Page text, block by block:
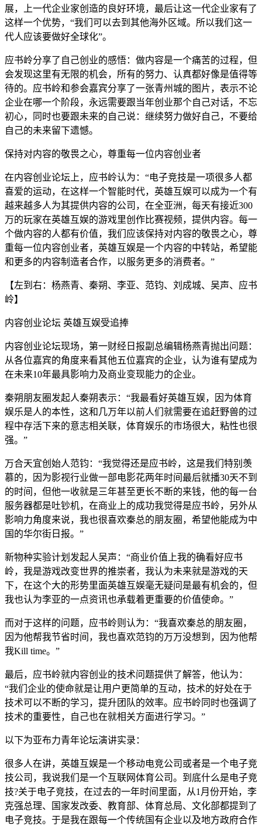
展，上一代企业家创造的良好环境，最后让这一代企业家有了
这样一个优势，“我们可以去到其他海外区域。所以我们这一
代人应该要做好全球化”。
应书岭分享了自己创业的感悟：做内容是一个痛苦的过程，但
会发现这里有无限的机会，所有的努力、认真都好像是值得等
待的。应书岭和参会嘉宾分享了一张青州城的图片，表示不论
企业在哪一个阶段，永远需要跟当年创业那个自己对话，不忘
初心，同时也要跟未来的自己说：继续努力做好自己，不要给
自己的未来留下遗憾。
保持对内容的敬畏之心，尊重每一位内容创业者
在内容创业论坛上，应书岭认为：“电子竞技是一项很多人都
喜爱的运动，在这样一个智能时代，英雄互娱可以成为一个有
越来越多人为其提供内容的公司，在全亚洲，每天有接近300
万的玩家在英雄互娱的游戏里创作比赛视频，提供内容。每一
个做内容的人都有价值，我们应该保持对内容的敬畏之心，尊
重每一位内容创业者，英雄互娱是一个内容的中转站，希望能
和更多的内容制造者合作，以服务更多的消费者。”
【左到右：杨燕青、秦朔、李亚、范钧、刘成城、吴声、应书
岭】
内容创业论坛 英雄互娱受追捧
内容创业论坛现场，第一财经日报副总编辑杨燕青抛出问题：
从各位嘉宾的角度来看其他五位嘉宾的企业，认为谁有望成为
在未来10年最具影响力及商业变现能力的企业。
秦朔朋友圈发起人秦朔表示：“我最看好英雄互娱，因为体育
娱乐是人的本性，这和几万年以前人们就需要在追赶野兽的过
程中存活下来的意志相关联，体育娱乐的市场很大，粘性也很
强。”
万合天宜创始人范钧：“我觉得还是应书岭，这是我们特别羡
慕的，因为影视行业做一部电影花两年时间最后就播30天不到
的时间，但他一收就是三年甚至更长不断的来钱，他的每一台
服务器都是吐钞机，在商业上的成功我觉得是应书岭，另外从
影响力角度来说，我也很喜欢秦总的朋友圈，希望他能成为中
国的华尔街日报。”
新物种实验计划发起人吴声：“商业价值上我的确看好应书
岭，我是游戏改变世界的推崇者，我认为未来就是游戏的天
下，在这个大的形势里面英雄互娱毫无疑问是最有机会的，但
我也认为李亚的一点资讯也承载着更重要的价值使命。”
而对于这样的问题，应书岭则认为：“我喜欢秦总的朋友圈，
因为他帮我节省时间，我也喜欢范钧的万万没想到，因为他帮
我Kill time。”
最后，应书岭就内容创业的技术问题提供了解答，他认为：
“我们企业的使命就是让用户更简单的互动，技术的好处在于
技术可以不断的学习，提升团队的效率。应书岭同时也强调了
技术的重要性，自己也在就相关方面进行学习。”
以下为亚布力青年论坛演讲实录：
很多人在讲，英雄互娱是一个移动电竞公司或者是一个电子竞
技公司，我说我们是一个互联网体育公司。到底什么是电子竞
技?关于电子竞技，在过去的一年时间里面，从1月份开始，李
克强总理、国家发改委、教育部、体育总局、文化部都提到了
电子竞技。于是我在跟每一个传统国有企业以及地方政府合作